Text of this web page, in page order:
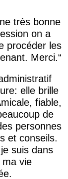
très bonne
on a
procéder les
Merci.
elle brille
fiable,
de
personnes
et conseils.
suis dans
ma vie